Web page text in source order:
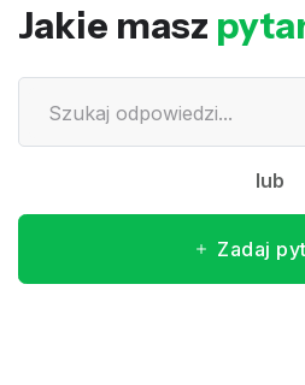
Jakie masz
lub
Zadaj